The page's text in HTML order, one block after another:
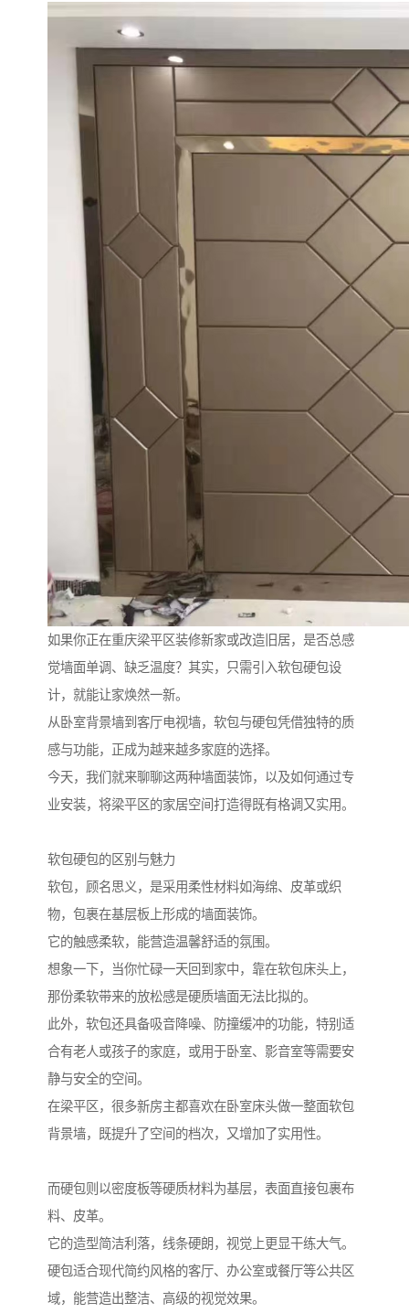
如果你正在重庆梁平区装修新家或改造旧居，是否总感
觉墙面单调、缺乏温度？其实，只需引入软包硬包设
计，就能让家焕然一新。
从卧室背景墙到客厅电视墙，软包与硬包凭借独特的质
感与功能，正成为越来越多家庭的选择。
今天，我们就来聊聊这两种墙面装饰，以及如何通过专
业安装，将梁平区的家居空间打造得既有格调又实用。
软包硬包的区别与魅力
软包，顾名思义，是采用柔性材料如海绵、皮革或织
物，包裹在基层板上形成的墙面装饰。
它的触感柔软，能营造温馨舒适的氛围。
想象一下，当你忙碌一天回到家中，靠在软包床头上，
那份柔软带来的放松感是硬质墙面无法比拟的。
此外，软包还具备吸音降噪、防撞缓冲的功能，特别适
合有老人或孩子的家庭，或用于卧室、影音室等需要安
静与安全的空间。
在梁平区，很多新房主都喜欢在卧室床头做一整面软包
背景墙，既提升了空间的档次，又增加了实用性。
而硬包则以密度板等硬质材料为基层，表面直接包裹布
料、皮革。
它的造型简洁利落，线条硬朗，视觉上更显干练大气。
硬包适合现代简约风格的客厅、办公室或餐厅等公共区
域，能营造出整洁、高级的视觉效果。